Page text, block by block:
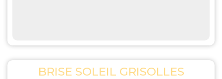
BRISE SOLEIL GRISOLLES